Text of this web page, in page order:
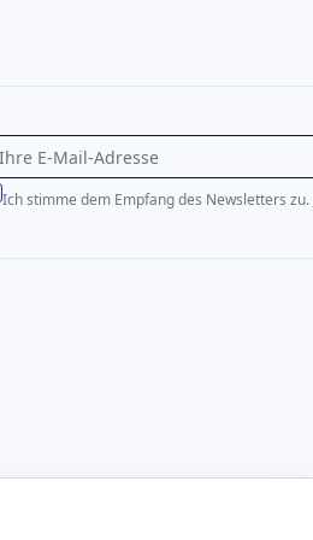
Ich stimme dem Empfang des Newsletters zu.